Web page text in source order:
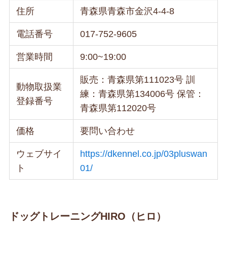
住所 青森県青森市金沢4-4-8
電話番号 017-752-9605
営業時間 9:00~19:00
動物取扱業
登録番号
販売：青森県第111023号 訓
練：青森県第134006号 保管：
青森県第112020号
価格 要問い合わせ
ウェブサイ
ト
https://dkennel.co.jp/03pluswan
01/
ドッグトレーニングHIRO（ヒロ）